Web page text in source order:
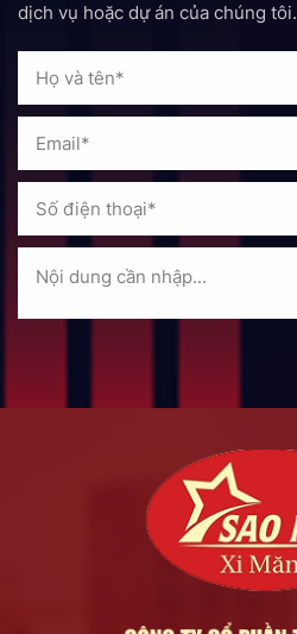
dịch vụ hoặc dự án của chúng tôi.